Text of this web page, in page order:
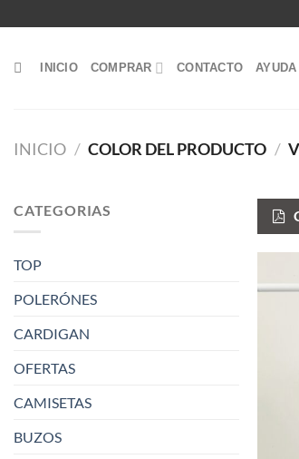
al
INICIO COMPRAR CONTACTO AYUDA
INICIO / COLOR DEL PRODUCTO /
CATEGORIAS
TOP
POLERÓNES
CARDIGAN
OFERTAS
CAMISETAS
BUZOS